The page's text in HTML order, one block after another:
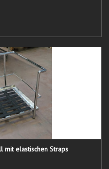
mit elastischen Straps